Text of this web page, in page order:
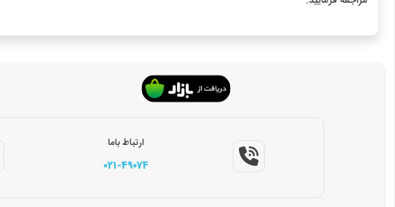
ارتباط باما
021-49074